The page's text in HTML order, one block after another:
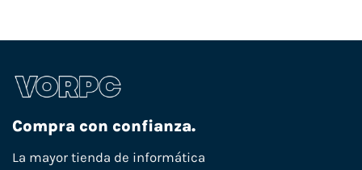
Compra con confianza.
La mayor tienda de informática